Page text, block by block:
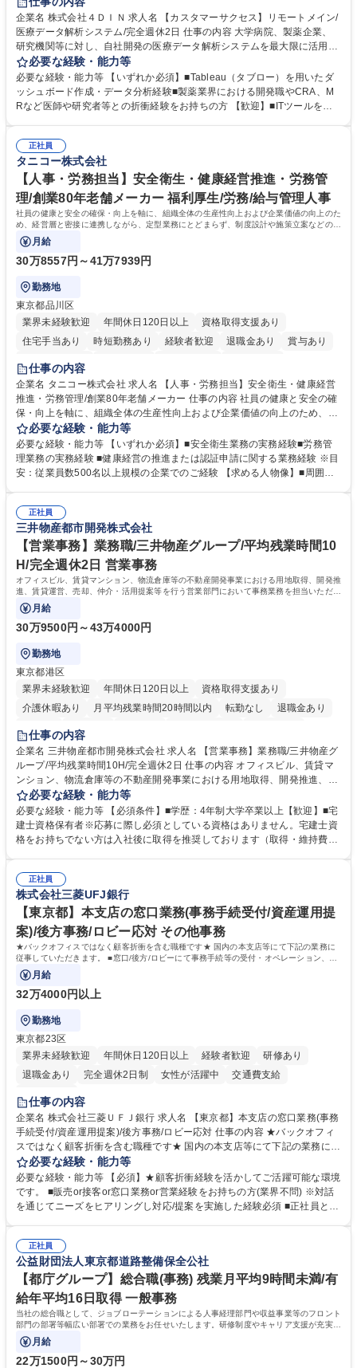
企業名 株式会社４ＤＩＮ 求人名 【カスタマーサクセス】リモートメイン/
医療データ解析システム/完全週休2日 仕事の内容 大学病院、製薬企業、
研究機関等に対し、自社開発の医療データ解析システムを最大限に活用
し、研究成果を最大化していただくための導入後サポートや解析コンサル
ティング、活用アドバイス業務等をお任せします。 ■活用コンサルティン
グ：疾患再発率の調査や薬剤効果の可視化等の目的に合わせ、プラットフ
ォーム上で可能な解析手法を提案 ■オンボーディング：ツールの操作説明
療現場のDX化を推進するやりがいがあります。【業務内容の変更範囲】
当社の指定する業務 募集職種 【カスタマーサクセス】リモートメイン/医
療データ解析システム/完全週休2日
必要な経験・能力等
必要な経験・能力等 【いずれか必須】■Tableau（タブロー）を用いたダ
ッシュボード作成・データ分析経験■製薬業界における開発職やCRA、M
Rなど医師や研究者等との折衝経験をお持ちの方 【歓迎】■ITツールを用
ート体制を構築しています。 【採用背景】導入先が急増しており、専任の
カスタマーサクセス組織を強化するための増員採用です。営業担当からの
丁寧なOJTがあり、医療データ解析の専門知識をキャッチアップできる環
境です。社会貢献性の高い分野で専門性を磨きたい方を歓迎します。 学
歴・資格 学歴：大学院 大学 高専 短大 専修学校 高校 語学力： 資格：
正社員
タニコー株式会社
【人事・労務担当】安全衛生・健康経営推進・労務管
理/創業80年老舗メーカー 福利厚生/労務/給与管理人事
社員の健康と安全の確保・向上を軸に、組織全体の生産性向上および企業価値の向上のた
め、経営層と密接に連携しながら、定型業務にとどまらず、制度設計や施策立案などの上
流工程から関与していただきます。
月給
30万8557円～41万7939円
勤務地
東京都品川区
業界未経験歓迎
年間休日120日以上
資格取得支援あり
住宅手当あり
時短勤務あり 経験者歓迎 退職金あり
賞与あり
完全週休2日制
寮・社宅あり
仕事の内容
企業名 タニコー株式会社 求人名 【人事・労務担当】安全衛生・健康経営
推進・労務管理/創業80年老舗メーカー 仕事の内容 社員の健康と安全の確
保・向上を軸に、組織全体の生産性向上および企業価値の向上のため、経
営層と密接に連携しながら、定型業務にとどまらず、制度設計や施策立案
などの上流工程から関与していただきます。 【主な業務内容】■安全衛生
業務（ストレスチェック、健康診断の運用、産業医との連携 など）■健康
経営認証取得に向けた企画・推進■労務管理（労働時間の分析、労働環境
を底上げすべく、ともにご活躍いただける方の増員募集となります。 募集
職種 【人事・労務担当】安全衛生・健康経営推進・労務管理/創業80年老
舗メーカー
必要な経験・能力等
必要な経験・能力等 【いずれか必須】■安全衛生業務の実務経験■労務管
理業務の実務経験 ■健康経営の推進または認証申請に関する業務経験 ※目
安：従業員数500名以上規模の企業でのご経験 【求める人物像】■周囲
部門と連携しながら業務を推進できる方■Excelや労務管理システムの実務
使用経験をお持ちの方 学歴・資格 学歴：大学院 大学 高専 短大 専修学校
高校 語学力： 資格：
正社員
三井物産都市開発株式会社
【営業事務】業務職/三井物産グループ/平均残業時間10
H/完全週休2日 営業事務
オフィスビル、賃貸マンション、物流倉庫等の不動産開発事業における用地取得、開発推
進、賃貸運営、売却、仲介・活用提案等を行う営業部門において事務業務を担当いただき
ます。
月給
30万9500円～43万4000円
勤務地
東京都港区
業界未経験歓迎
年間休日120日以上
資格取得支援あり
介護休暇あり
月平均残業時間20時間以内 転勤なし
退職金あり
在宅OK
賞与あり
駅近5分以内
土日祝休み 寮・社宅あり
仕事の内容
企業名 三井物産都市開発株式会社 求人名 【営業事務】業務職/三井物産グ
ループ/平均残業時間10H/完全週休2日 仕事の内容 オフィスビル、賃貸マ
ンション、物流倉庫等の不動産開発事業における用地取得、開発推進、賃
貸運営、売却、仲介・活用提案等を行う営業部門において事務業務を担当
いただきます。 【詳細】・契約書管理、契約書製本、捺印対応、ファイリ
ング、登記簿取得、調書取得・支払業務（各種費用支払、支払管理、請
求・支払データ登録、取引先マスター申請対応）・予算作成及び予実管
の他に担当頂く業務が発生する場合があります。 募集職種 【営業事務】
業務職/三井物産グループ/平均残業時間10H/完全週休2日
必要な経験・能力等
必要な経験・能力等 【必須条件】■学歴：4年制大学卒業以上【歓迎】■宅
建士資格保有者※応募に際し必須としている資格はありません。宅建士資
格をお持ちでない方は入社後に取得を推奨しております（取得・維持費用
ション力がある方。 ・チャレンジを厭わず、粘り強く業務に取り組める
方。多様な関係者と謙虚に信頼関係を構築でき、期限を意識したスケジュ
ール管理が出来る方。※将来的に他部署（営業部門、コーポレート部門）
へのジョブローテーションの可能性があります。 学歴・資格 学歴：大学
院 大学 語学力： 資格：宅地建物取引士
正社員
株式会社三菱UFJ銀行
【東京都】本支店の窓口業務(事務手続受付/資産運用提
案)/後方事務/ロビー応対 その他事務
★バックオフィスではなく顧客折衝を含む職種です★ 国内の本支店等にて下記の業務に
従事していただきます。 ■窓口/後方/ロビーにて事務手続等の受付・オペレーション、お
客様対応
月給
32万4000円以上
勤務地
東京都23区
業界未経験歓迎
年間休日120日以上 経験者歓迎
研修あり
退職金あり
完全週休2日制 女性が活躍中
交通費支給
土日祝休み
仕事の内容
企業名 株式会社三菱ＵＦＪ銀行 求人名 【東京都】本支店の窓口業務(事務
手続受付/資産運用提案)/後方事務/ロビー応対 仕事の内容 ★バックオフィ
スではなく顧客折衝を含む職種です★ 国内の本支店等にて下記の業務に従
事していただきます。 ■窓口/後方/ロビーにて事務手続等の受付・オペレ
ーション、お客様対応 ■窓口にて、ご来店された個人のお客様に対して金
融商品のご提案 ■効率的な事務運用の検討・構築等 ≪業務紹介：ご応募前
に必ずご覧ください≫ ※記事 https://www.mysite.bk.mufg.jp/career/circle/
必要な経験・能力等
必要な経験・能力等 【必須】★顧客折衝経験を活かしてご活躍可能な環境
です。 ■販売or接客or窓口業務or営業経験をお持ちの方(業界不問) ※対話
を通じてニーズをヒアリングし対応/提案を実施した経験必須 ■正社員とし
るので安心して入行いただけます。 幅広いキャリアの選択肢があり、公募
や社内副業等を活用し、 一人ひとりが挑戦できるカルチャーが浸透してい
ます。 学歴・資格 学歴：大学院 大学 高専 短大 専修学校 高校 語学力：
資格：
正社員
公益財団法人東京都道路整備保全公社
【都庁グループ】総合職(事務) 残業月平均9時間未満/有
給年平均16日取得 一般事務
当社の総合職として、ジョブローテーションによる人事経理部門や収益事業等のフロント
部門の部署等幅広い部署での業務をお任せいたします。研修制度やキャリア支援が充実し
ております！ ※下記業務詳細
月給
22万1500円～30万円